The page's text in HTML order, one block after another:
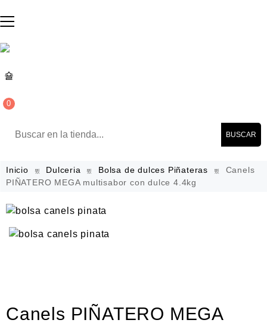
0
BUSCAR
Inicio Dulceria Bolsa de dulces Piñateras
Canels
PIÑATERO MEGA multisabor con dulce 4.4kg
Canels PIÑATERO MEGA